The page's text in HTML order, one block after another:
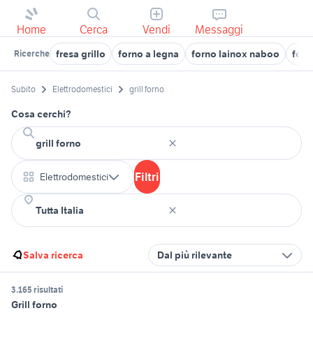
Home Cerca Vendi Messaggi
Ricerche fresa grillo forno a legna forno lainox naboo
Subito Elettrodomestici grill forno
Cosa cerchi?
Elettrodomestici Filtri
Salva ricerca Dal più rilevante
3.165 risultati
Grill forno